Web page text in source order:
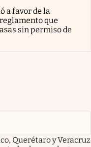
a favor de la
que
sin permiso de
Querétaro y Veracruz